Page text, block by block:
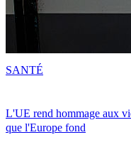
L'UE rend hommage aux
que l'Europe fond
SANTÉ